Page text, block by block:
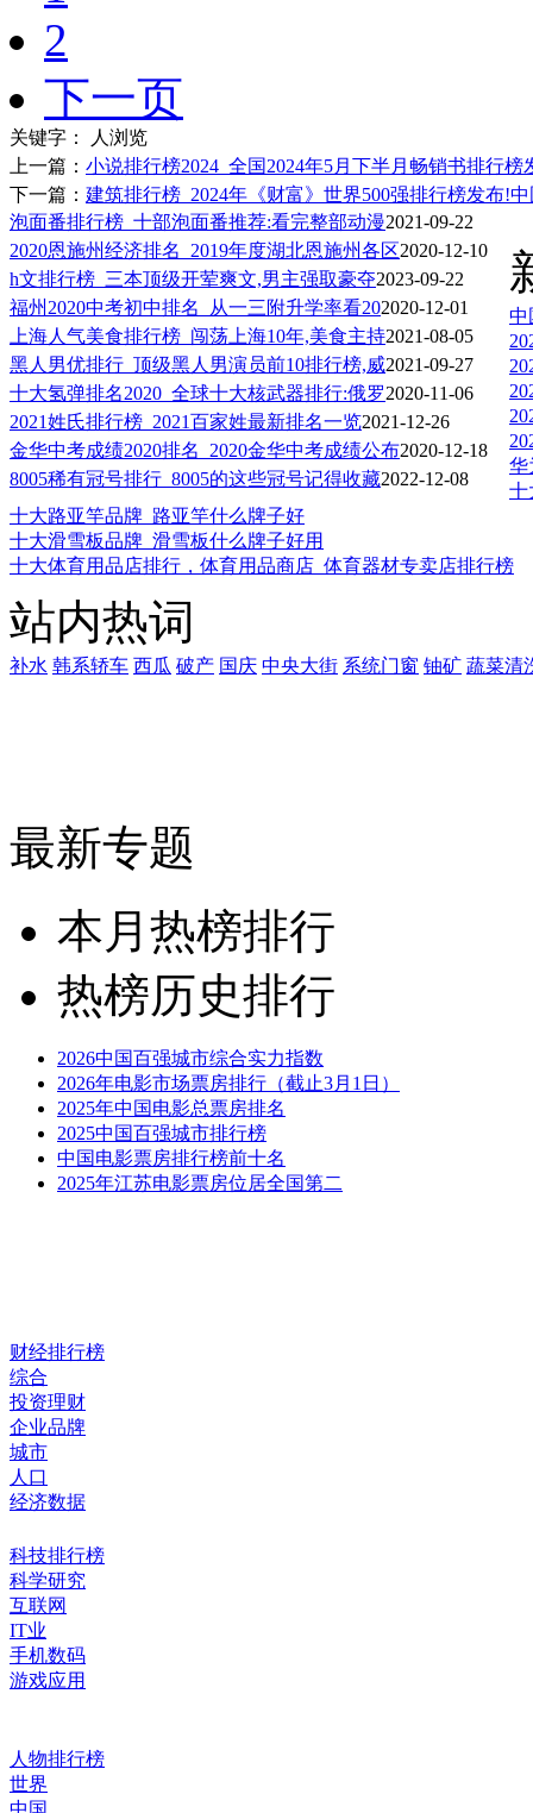
2
下一页
关键字：
人浏览
上一篇： 小说排行榜2024_全国2024年5月下半月畅销书排行榜
下一篇： 建筑排行榜_2024年《财富》世界500强排行榜发布!
泡面番排行榜_十部泡面番推荐:看完整部动漫2021-09-22
2020恩施州经济排名_2019年度湖北恩施州各区2020-12-10
h文排行榜_三本顶级开荤爽文,男主强取豪夺2023-09-22
福州2020中考初中排名_从一三附升学率看202020-12-01
上海人气美食排行榜_闯荡上海10年,美食主持2021-08-05
黑人男优排行_顶级黑人男演员前10排行榜,威2021-09-27
十大氢弹排名2020_全球十大核武器排行:俄罗2020-11-06
2021姓氏排行榜_2021百家姓最新排名一览2021-12-26
金华中考成绩2020排名_2020金华中考成绩公布2020-12-18
8005稀有冠号排行_8005的这些冠号记得收藏2022-12-08
中
华
十
十大路亚竿品牌_路亚竿什么牌子好
十大滑雪板品牌_滑雪板什么牌子好用
十大体育用品店排行，体育用品商店_体育器材专卖店排行榜
站内热词
补水 韩系轿车 西瓜 破产 国庆 中央大街 系统门窗 铀矿 蔬菜清
最新专题
本月热榜排行
热榜历史排行
2026中国百强城市综合实力指数
2026年电影市场票房排行（截止3月1日）
2025年中国电影总票房排名
2025中国百强城市排行榜
中国电影票房排行榜前十名
2025年江苏电影票房位居全国第二
财经排行榜
综合
投资理财
企业品牌
城市
人口
经济数据
科技排行榜
科学研究
互联网
IT业
手机数码
游戏应用
人物排行榜
世界
中国